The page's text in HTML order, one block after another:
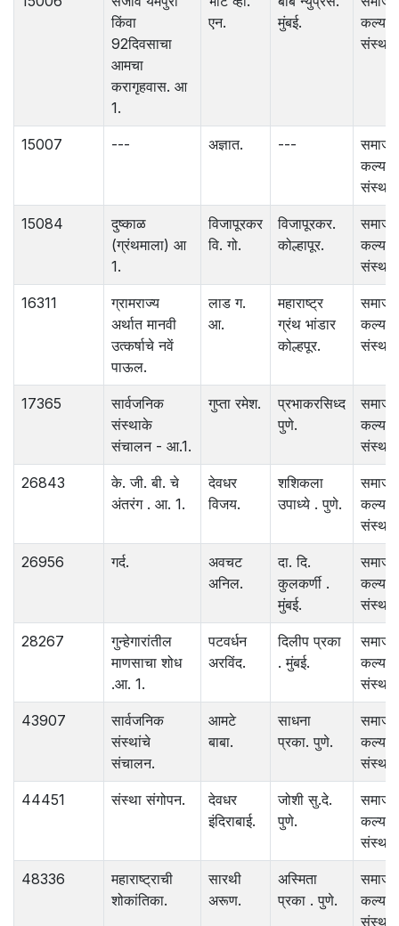
किंवा
92दिवसाचा
आमचा
करागृहवास. आ
1.
एन.
मुंबई.
कल्याण
संस्था.
15007 --- अज्ञात. ---
समाज
कल्याण
संस्था.
15084
दुष्काळ
(ग्रंथमाला) आ
1.
विजापूरकर
वि. गो.
विजापूरकर.
कोल्हापूर.
समाज
कल्याण
संस्था.
16311
ग्रामराज्य
अर्थात मानवी
उत्कर्षाचे नवें
पाऊल.
लाड ग.
आ.
महाराष्ट्र
ग्रंथ भांडार
कोल्हपूर.
समाज
कल्याण
संस्था.
17365
सार्वजनिक
संस्थाके
संचालन - आ.1.
गुप्ता रमेश.
प्रभाकरसिध्द
पुणे.
समाज
कल्याण
संस्था.
26843
के. जी. बी. चे
अंतरंग . आ. 1.
देवधर
विजय.
शशिकला
उपाध्ये . पुणे.
समाज
कल्याण
संस्था.
26956 गर्द.
अवचट
अनिल.
दा. दि.
कुलकर्णी .
मुंबई.
समाज
कल्याण
संस्था.
28267
गुन्हेगारांतील
माणसाचा शोध
.आ. 1.
पटवर्धन
अरविंद.
दिलीप प्रका
. मुंबई.
समाज
कल्याण
संस्था.
43907
सार्वजनिक
संस्थांचे
संचालन.
आमटे
बाबा.
साधना
प्रका. पुणे.
समाज
कल्याण
संस्था.
44451 संस्था संगोपन.
देवधर
इंदिराबाई.
जोशी सु.दे.
पुणे.
समाज
कल्याण
संस्था.
48336
महाराष्ट्राची
शोकांतिका.
सारथी
अरूण.
अस्मिता
प्रका . पुणे.
समाज
कल्याण
संस्था.